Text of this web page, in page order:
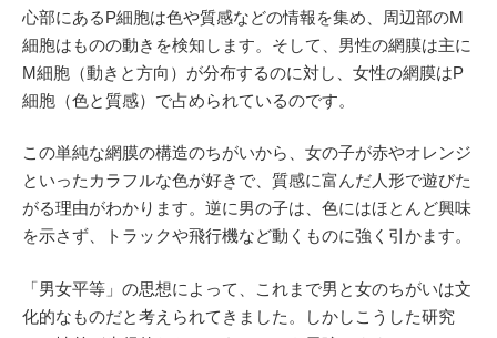
心部にあるP細胞は色や質感などの情報を集め、周辺部のM
細胞はものの動きを検知します。そして、男性の網膜は主に
M細胞（動きと方向）が分布するのに対し、女性の網膜はP
細胞（色と質感）で占められているのです。
この単純な網膜の構造のちがいから、女の子が赤やオレンジ
といったカラフルな色が好きで、質感に富んだ人形で遊びた
がる理由がわかります。逆に男の子は、色にはほとんど興味
を示さず、トラックや飛行機など動くものに強く引かます。
「男女平等」の思想によって、これまで男と女のちがいは文
化的なものだと考えられてきました。しかしこうした研究